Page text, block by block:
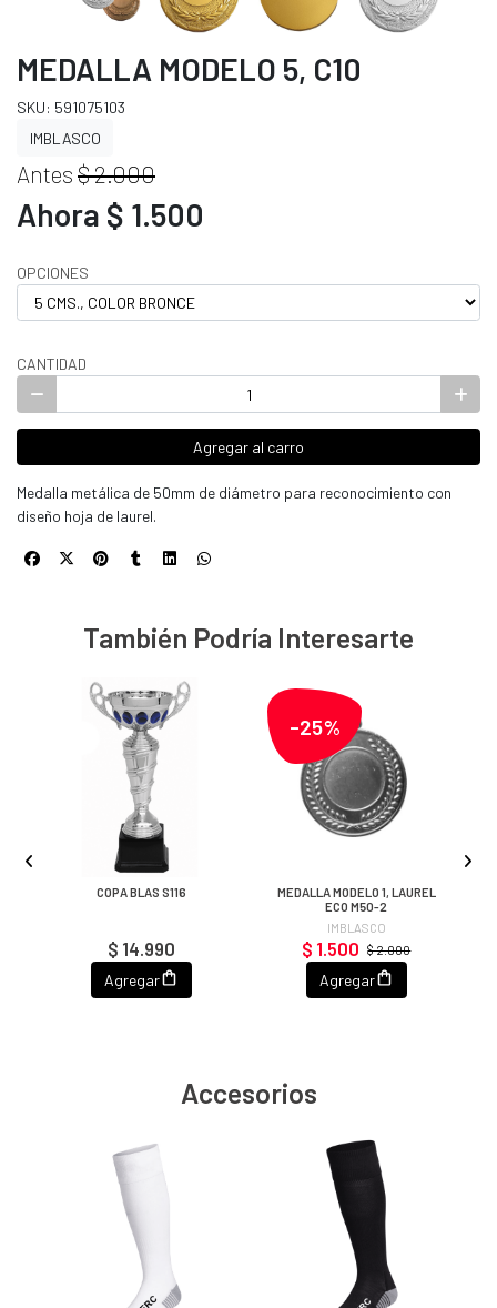
MEDALLA MODELO 5, C10
SKU: 591075103
IMBLASCO
Antes $ 2.000
Ahora $ 1.500
OPCIONES
CANTIDAD
Agregar al carro
Medalla metálica de 50mm de diámetro para reconocimiento con
diseño hoja de laurel.
También Podría Interesarte
COPA BLAS S116
$ 14.990
Agregar
-25%
MEDALLA MODELO 1, LAUREL
ECO M50-2
IMBLASCO
$ 2.000
$ 1.500
Agregar
Accesorios